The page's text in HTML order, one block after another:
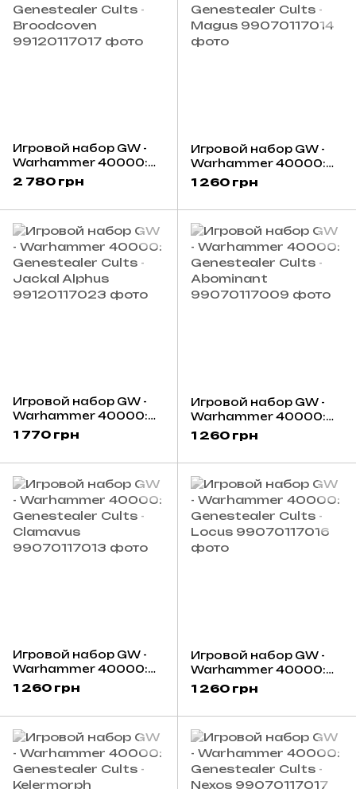
Игровой набор GW -
Warhammer 40000:
Genestealer Cults -
Broodcoven
2 780 грн
Игровой набор GW -
Warhammer 40000:
Genestealer Cults -
1 260 грн
Игровой набор GW -
Warhammer 40000:
Genestealer Cults -
Jackal Alphus
1 770 грн
Игровой набор GW -
Warhammer 40000:
Genestealer Cults -
Abominant
1 260 грн
Игровой набор GW -
Warhammer 40000:
Genestealer Cults -
Clamavus
1 260 грн
Игровой набор GW -
Warhammer 40000:
Genestealer Cults -
1 260 грн